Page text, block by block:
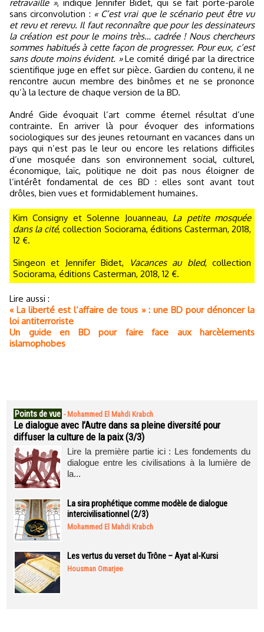
retravaille », indique Jennifer Bidet, qui se fait porte-parole
sans circonvolution : « C’est vrai que le scénario peut être vu
et revu et rerevu. Il faut reconnaître que pour les dessinateurs
la création est pour le moins très… cadrée ! Nous chercheurs
sommes habitués à cette façon de progresser. Pour eux, c’est
sans doute moins évident. »Le comité dirigé par la directrice
scientifique juge en effet sur pièce. Gardien du contenu, il ne
rencontre aucun membre des binômes et ne se prononce
qu’à la lecture de chaque version de la BD.
André Gide évoquait l’art comme éternel résultat d’une
contrainte. En arriver là pour évoquer des informations
sociologiques sur des jeunes retournant en vacances dans un
pays qui n’est pas le leur ou encore les relations difficiles
d’une mosquée dans son environnement social, culturel,
économique, laïc, politique ne doit pas nous éloigner de
l’intérêt fondamental de ces BD : elles sont avant tout
drôles, bien vues et formidablement humaines.
Kim Consigny et Solenne Jouanneau, La petite mosquée
dans la cité, collection Sociorama, éditions Casterman, 2018,
12 €.
Singeon et Jennifer Bidet,
Vacances au bled, collection
Sociorama, éditions Casterman, 2018, 12 €.
Lire aussi :
« La liberté est l’affaire de tous » : une BD pour dénoncer la
loi antiterroriste
Un guide en BD pour faire face aux harcèlements
islamophobes
Points de vue - Mohammed El Mahdi Krabch
Le dialogue avec l’Autre dans sa pleine diversité pour
diffuser la culture de la paix (3/3)
Lire la première partie ici : Les fondements du
dialogue entre les civilisations à la lumière de
la...
La sira prophétique comme modèle de dialogue
intercivilisationnel (2/3)
Mohammed El Mahdi Krabch
Les vertus du verset du Trône – Ayat al-Kursi
Housman Omarjee